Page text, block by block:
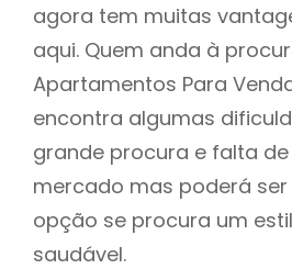
agora tem muitas
aqui. Quem anda à
Apartamentos Para
encontra algumas
grande procura e falta
mercado mas poderá
opção se procura um
saudável.